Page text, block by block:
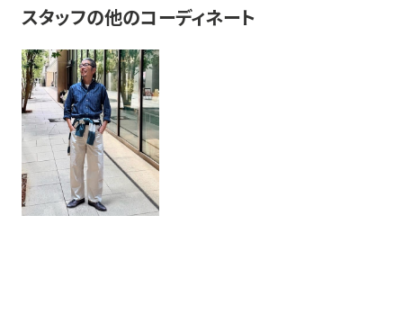
スタッフの他のコーディネート